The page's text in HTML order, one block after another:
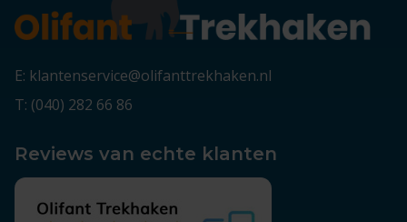
E: klantenservice@olifanttrekhaken.nl
T: (040) 282 66 86
Reviews van echte klanten